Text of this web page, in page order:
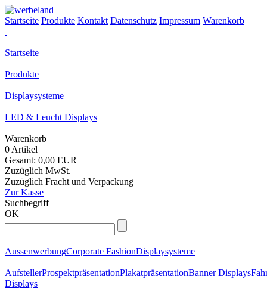
Startseite Produkte Kontakt Datenschutz Impressum Warenkorb
Startseite
Produkte
Displaysysteme
LED & Leucht Displays
Warenkorb
0 Artikel
Gesamt: 0,00 EUR
Zuzüglich MwSt.
Zuzüglich Fracht und Verpackung
Zur Kasse
Suchbegriff
OK
AussenwerbungCorporate FashionDisplaysysteme
AufstellerProspektpräsentationPlakatpräsentationBanner Displays
Displays